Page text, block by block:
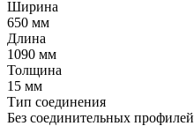
Ширина
650 мм
Длина
1090 мм
Толщина
15 мм
Тип соединения
Без соединительных профилей